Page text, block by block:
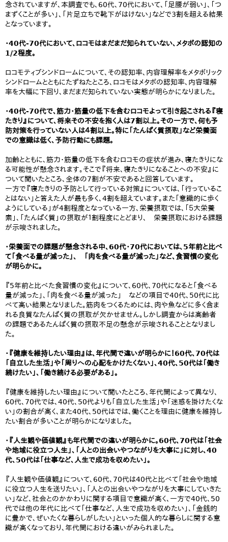
念されていますが、本調査でも、60代、70代において、「足腰が弱い」、「つ
まずくことが多い」、「片足立ちで靴下がはけない」などで3割を超える結果
となっています。
・40代-70代において、ロコモはまだまだ知られていない、メタボの認知の
1/2程度。
ロコモティブシンドロームについて、その認知率、内容理解率をメタボリック
シンドロームとともにたずねたところ、ロコモはメタボの認知率、内容理解
率を大幅に下回り、まだまだ知られていない実態が明らかになりました。
・40代-70代で、筋力・筋量の低下を含むロコモよって引き起こされる『寝
たきり』について、将来その不安を抱く人は7割以上。その一方で、何も予
防対策を行っていない人は４割以上。特に「たんぱく質摂取」など栄養面
での意識は低く、予防行動にも課題。
加齢とともに、筋力・筋量の低下を含むロコモの症状が進み、寝たきりにな
る可能性が懸念されます。そこで『将来、寝たきりになることへの不安』に
ついて聞いたところ、全体の7割が不安であると回答しています。
一方で『寝たきりの予防として行っている対策』については、「行っているこ
とはない」と答えた人が最も多く、4割を超えています。また「意識的に歩く
ようにしている」が4割程度となっている一方、栄養摂取では、「５大栄養
素」、「たんぱく質」の摂取が１割程度にとどまり、 栄養摂取における課題
が示唆されました。
・栄養面での課題が懸念される中、60代・70代においては、5年前と比べ
て「食べる量が減った」、 「肉を食べる量が減った」など、食習慣の変化
が明らかに。
『5年前と比べた食習慣の変化』について、60代、70代になると「食べる
量が減った」、「肉を食べる量が減った」 などの項目で40代、50代に比
べて高い結果となりました。筋肉をつくるためには、肉や魚などに多く含ま
れる良質なたんぱく質の摂取が欠かせません。しかし調査からは高齢者
の課題であるたんぱく質の摂取不足の懸念が示唆されることとなりまし
た。
・『健康を維持したい理由』は、年代間で違いが明らかに！60代、70代は
「自立した生活」や「周りへの心配をかけたくない」、40代、50代は「働き
続けたい」、「働き続ける必要がある」。
『健康を維持したい理由』について聞いたところ、年代間によって異なり、
60代、70代では、40代、50代よりも「自立した生活」や「迷惑を掛けたくな
い」の割合が高く、また40代、50代はでは、働くことを理由に健康を維持し
たい割合が多いことが明らかになりました。
・『人生観や価値観』も年代間での違いが明らかに。60代、70代は「社会
や地域に役立つ人生」、「人との出会いやつながりを大事に」に対し、40
代、50代は「仕事など、人生で成功を収めたい」。
『人生観や価値観』について、60代、70代は40代と比べて「社会や地域
に役立つ人生を送りたい」、「人との出会いやつながりを大事にしていきた
い」など、社会とのかかわりに関する項目で意識が高く、一方で40代、50
代では他の年代に比べて「仕事など、人生で成功を収めたい」、「金銭的
に豊かで、ぜいたくな暮らしがしたい」といった個人的な暮らしに関する意
識が高くなっており、年代間における違いがみられました。